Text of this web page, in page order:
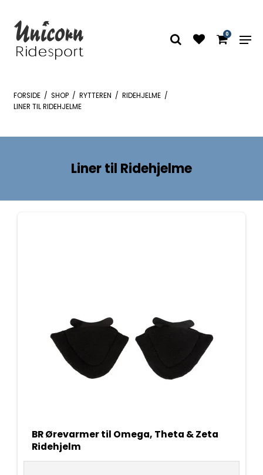
0
FORSIDE / SHOP / RYTTEREN / RIDEHJELME /
LINER TIL RIDEHJELME
Liner til Ridehjelme
BR Ørevarmer til Omega, Theta & Zeta
Ridehjelm